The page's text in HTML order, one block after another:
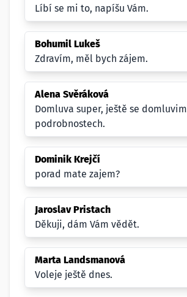
Líbí se mi to, napíšu Vám.
Bohumil Lukeš
Zdravím, měl bych zájem.
Alena Svěráková
Domluva super, ještě se
podrobnostech.
Dominik Krejčí
porad mate zajem?
Jaroslav Pristach
Děkuji, dám Vám vědět.
Marta Landsmanová
Voleje ještě dnes.